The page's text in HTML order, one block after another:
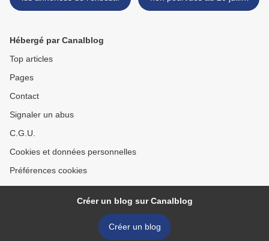
2020 >
Hébergé par Canalblog
Top articles
Pages
Contact
Signaler un abus
C.G.U.
Cookies et données personnelles
Préférences cookies
Créer un blog sur Canalblog
Créer un blog